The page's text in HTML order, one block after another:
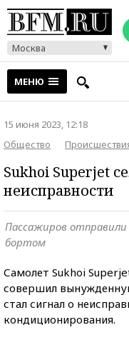
Москва
МЕНЮ
15 июня 2023, 12:18
Общество
Sukhoi Superjet
неисправности
Пассажиров
бортом
Самолет Sukhoi
совершил
стал сигнал о
кондиционирования.